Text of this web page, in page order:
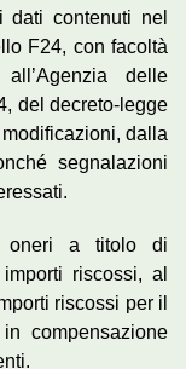
contenuti nel
F24, con facoltà
delle
del decreto-legge
dalla
segnalazioni
oneri a titolo di
riscossi, al
riscossi per il
compensazione